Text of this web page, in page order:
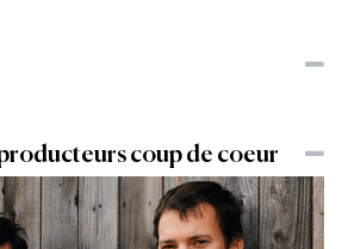
coup de coeur